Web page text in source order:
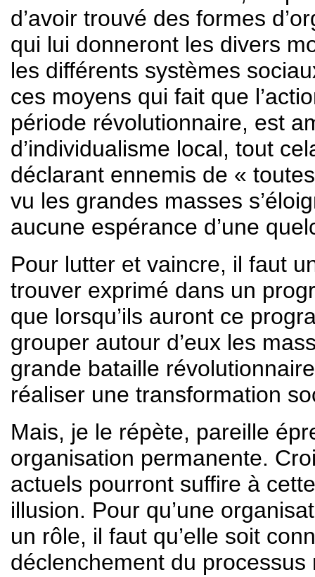
d’avoir trouvé des formes
qui lui donneront les divers
les différents systèmes
ces moyens qui fait que
période révolutionnaire, est
d’individualisme local, tout
déclarant ennemis de «
vu les grandes masses
aucune espérance d’une
Pour lutter et vaincre, il faut
trouver exprimé dans un
que lorsqu’ils auront ce
grouper autour d’eux les
grande bataille
réaliser une transformation
Mais, je le répète, pareille
organisation permanente.
actuels pourront suffire à
illusion. Pour qu’une
un rôle, il faut qu’elle soit
déclenchement du processus